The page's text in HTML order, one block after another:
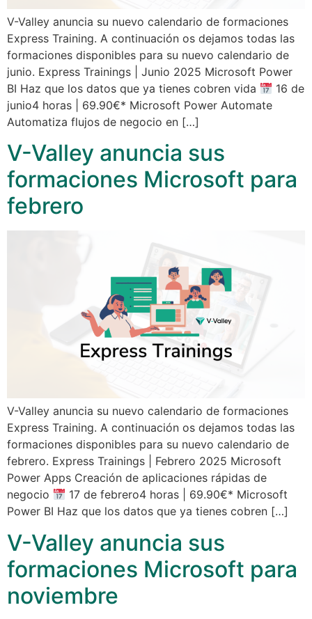
V-Valley anuncia su nuevo calendario de formaciones
Express Training. A continuación os dejamos todas las
formaciones disponibles para su nuevo calendario de
junio. Express Trainings | Junio 2025 Microsoft Power
BI Haz que los datos que ya tienes cobren vida
16 de
junio4 horas | 69.90€* Microsoft Power Automate
Automatiza flujos de negocio en […]
V-Valley anuncia sus
formaciones Microsoft para
febrero
V-Valley anuncia su nuevo calendario de formaciones
Express Training. A continuación os dejamos todas las
formaciones disponibles para su nuevo calendario de
febrero. Express Trainings | Febrero 2025 Microsoft
Power Apps Creación de aplicaciones rápidas de
negocio
17 de febrero4 horas | 69.90€* Microsoft
Power BI Haz que los datos que ya tienes cobren […]
V-Valley anuncia sus
formaciones Microsoft para
noviembre